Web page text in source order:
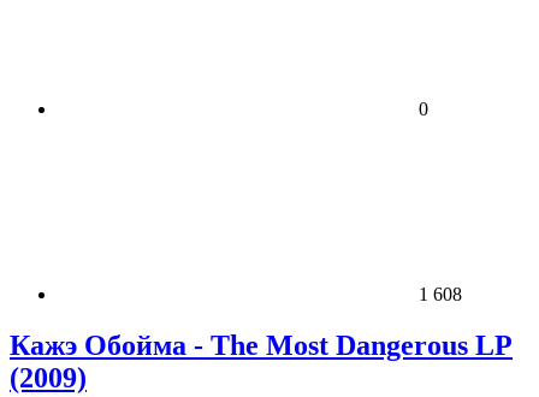
0
1 608
Кажэ Обойма - The Most Dangerous LP
(2009)